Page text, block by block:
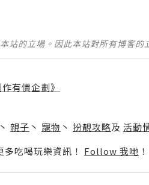
站的立場。因此本站對所有博客
有價企劃》
丶 親子 丶 寵物 丶 扮靚攻略及 活動
吃喝玩樂資訊！ Follow 我哋 ！